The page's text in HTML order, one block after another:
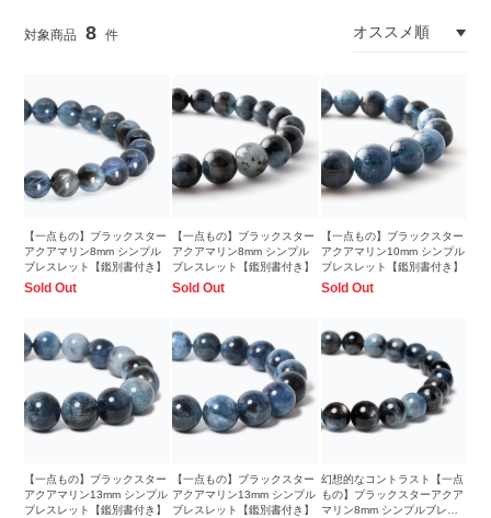
8
【一点もの】ブラックスター
アクアマリン8mm シンプル
ブレスレット【鑑別書付き】
Sold Out
【一点もの】ブラックスター
アクアマリン8mm シンプル
ブレスレット【鑑別書付き】
Sold Out
【一点もの】ブラックスター
アクアマリン10mm シンプル
ブレスレット【鑑別書付き】
Sold Out
【一点もの】ブラックスター
アクアマリン13mm シンプル
ブレスレット【鑑別書付き】
【一点もの】ブラックスター
アクアマリン13mm シンプル
ブレスレット【鑑別書付き】
幻想的なコントラスト【一点
もの】ブラックスターアクア
マリン8mm シンプルブレス